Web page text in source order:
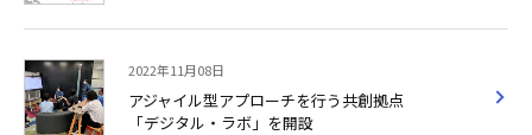
2022年11月08日
アジャイル型アプローチを行う共創拠点
「デジタル・ラボ」を開設